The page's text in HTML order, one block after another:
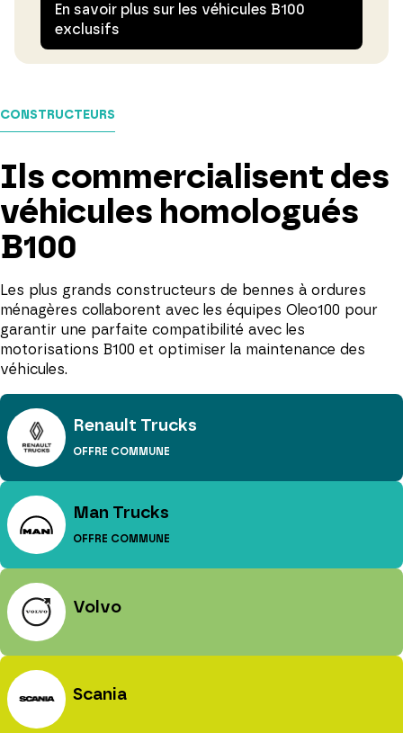
En savoir plus sur les véhicules B100
exclusifs
CONSTRUCTEURS
Ils commercialisent des
véhicules homologués
B100
Les plus grands constructeurs de bennes à ordures
ménagères collaborent avec les équipes Oleo100 pour
garantir une parfaite compatibilité avec les
motorisations B100 et optimiser la maintenance des
véhicules.
Renault Trucks
OFFRE COMMUNE
Man Trucks
OFFRE COMMUNE
Volvo
Scania